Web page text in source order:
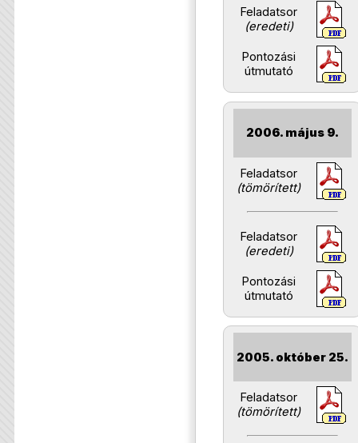
Feladatsor
(eredeti)
Pontozási
útmutató
2006. május 9.
Feladatsor
(tömörített)
Feladatsor
(eredeti)
Pontozási
útmutató
2005. október 25.
Feladatsor
(tömörített)